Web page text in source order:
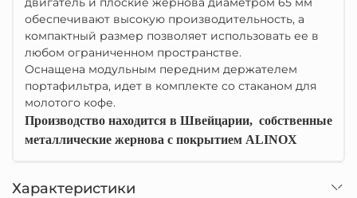
обеспечивают высокую производительность, а
компактный размер позволяет использовать ее в
любом ограниченном пространстве.
Оснащена модульным передним держателем
портафильтра, идет в комплекте со стаканом для
молотого кофе.
Производство находится в Швейцарии, собственные
металлические жернова с покрытием ALINOX
Характеристики